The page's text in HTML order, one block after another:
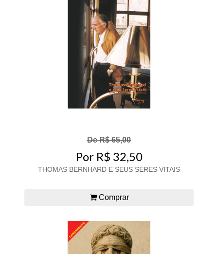
De R$ 65,00
Por R$ 32,50
THOMAS BERNHARD E SEUS SERES VITAIS
Comprar